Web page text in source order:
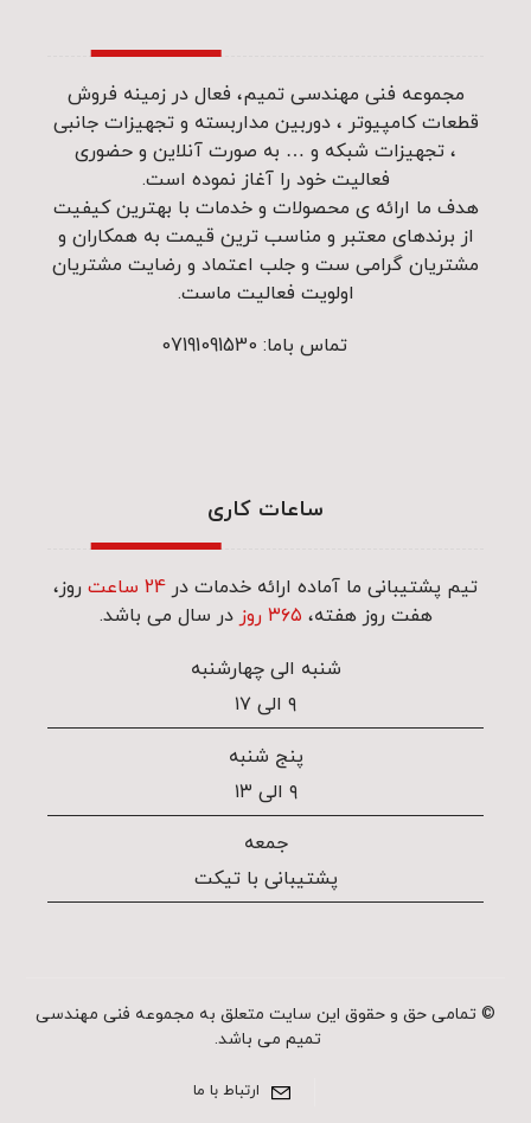
مجموعه فنی مهندسی تمیم، فعال در زمینه فروش
قطعات کامپیوتر ، دوربین مداربسته و تجهیزات جانبی
، تجهیزات شبکه و … به صورت آنلاین و حضوری
فعالیت خود را آغاز نموده است.
هدف ما ارائه ی محصولات و خدمات با بهترین کیفیت
از برندهای معتبر و مناسب ترین قیمت به همکاران و
مشتریان گرامی ست و جلب اعتماد و رضایت مشتریان
اولویت فعالیت ماست.
تماس باما: 07191091530
ساعات کاری
تیم پشتیبانی ما آماده ارائه خدمات در 24 ساعت
روز،
هفت روز هفته، ۳۶۵ روز در سال می باشد.
شنبه الی چهارشنبه
۹ الی ۱۷
پنج شنبه
۹ الی ۱۳
جمعه
پشتیبانی با تیکت
© تمامی حق و حقوق این سایت متعلق به مجموعه فنی مهندسی
تمیم می باشد.
ارتباط با ما